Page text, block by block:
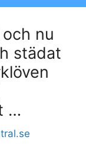
nu
städat
…